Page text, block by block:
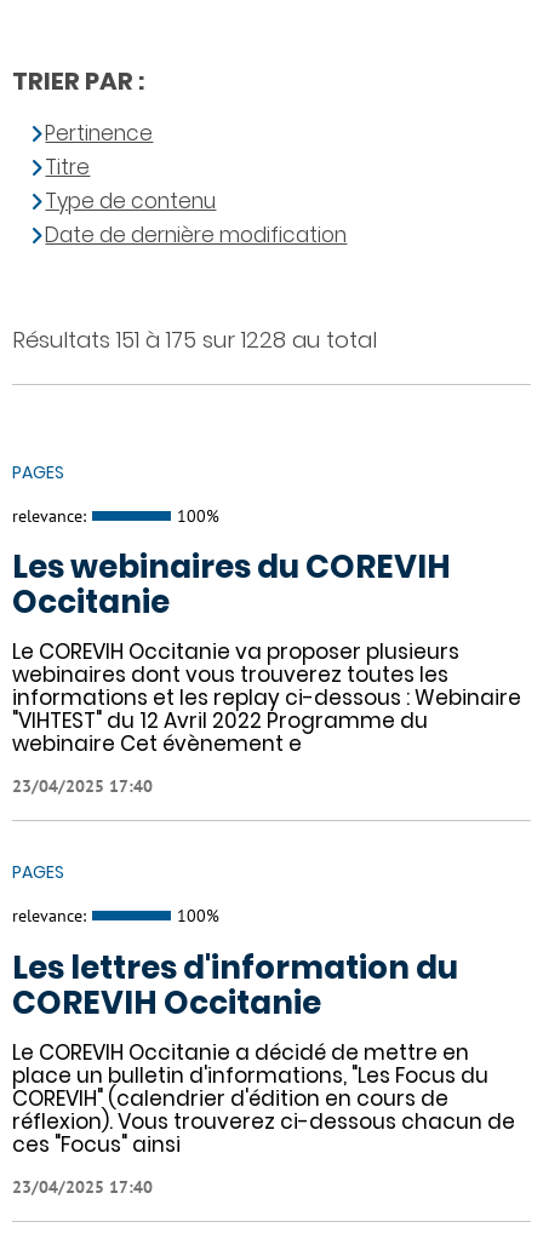
Résultats 151 à 175 sur 1228 au total
PAGES
relevance: 100%
Les webinaires du COREVIH
Occitanie
Le COREVIH Occitanie va proposer plusieurs
webinaires dont vous trouverez toutes les
informations et les replay ci-dessous : Webinaire
"VIHTEST" du 12 Avril 2022 Programme du
webinaire Cet évènement e
23/04/2025 17:40
PAGES
relevance: 100%
Les lettres d'information du
COREVIH Occitanie
Le COREVIH Occitanie a décidé de mettre en
place un bulletin d'informations, "Les Focus du
COREVIH" (calendrier d'édition en cours de
réflexion). Vous trouverez ci-dessous chacun de
ces "Focus" ainsi
23/04/2025 17:40
TRIER PAR :
Pertinence
Titre
Type de contenu
Date de dernière modification